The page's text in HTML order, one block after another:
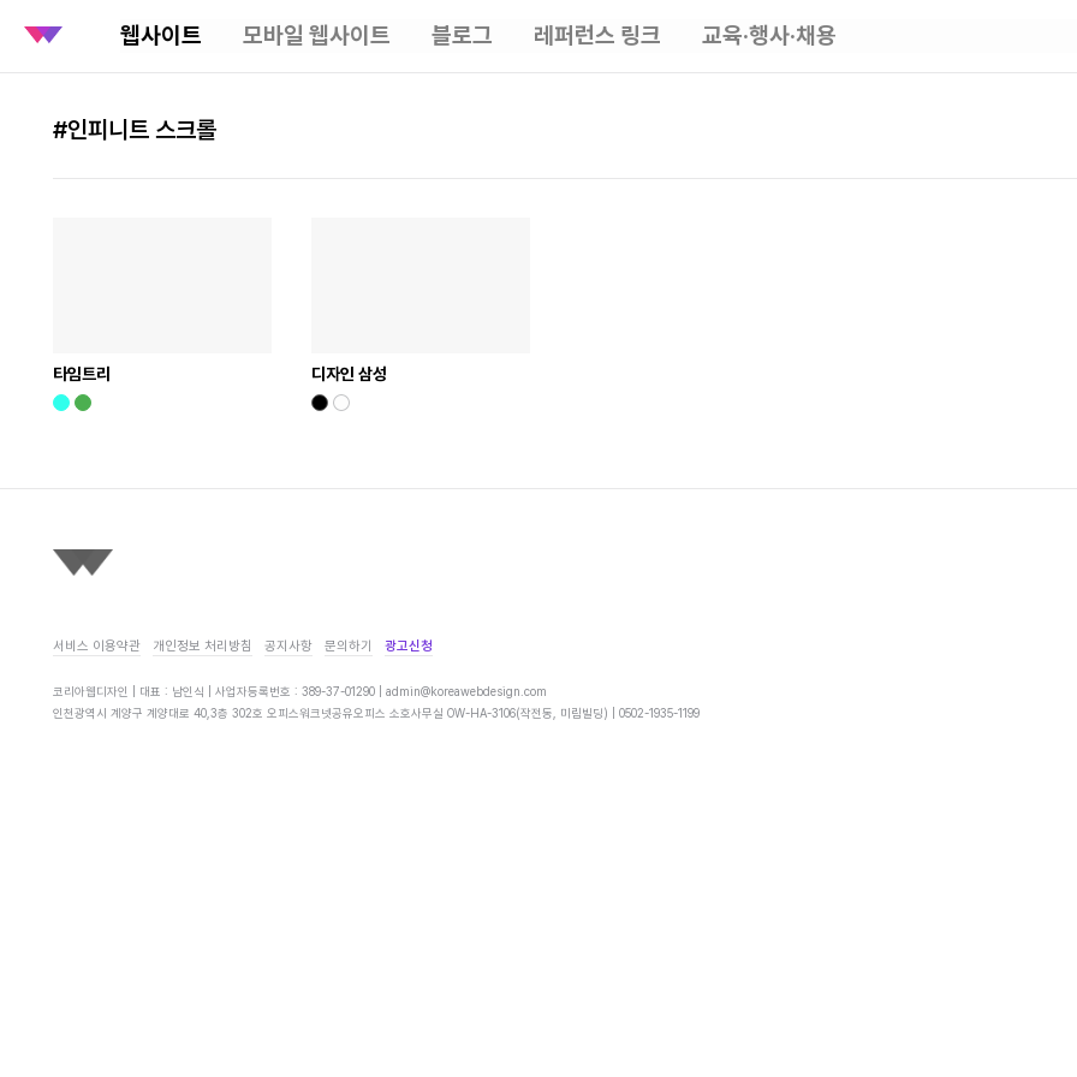
웹사이트 모바일 웹사이트 블로그 레퍼런스 링크 교육·행사·채용
#인피니트 스크롤
타임트리 디자인 삼성
서비스 이용약관 개인정보 처리방침 공지사항 문의하기 광고신청
코리아웹디자인 | 대표 : 남인식 | 사업자등록번호 : 389-37-01290 |admin@koreawebdesign.com
인천광역시 계양구 계양대로 40,3층 302호 오피스워크넷공유오피스 소호사무실 OW-HA-3106(작전동, 미림빌딩) |0502-1935-1199